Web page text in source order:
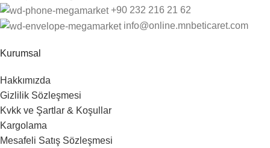
‎+90 232 216 21 62
info@online.mnbeticaret.com
Kurumsal
Hakkımızda
Gizlilik Sözleşmesi
Kvkk ve Şartlar & Koşullar
Kargolama
Mesafeli Satış Sözleşmesi